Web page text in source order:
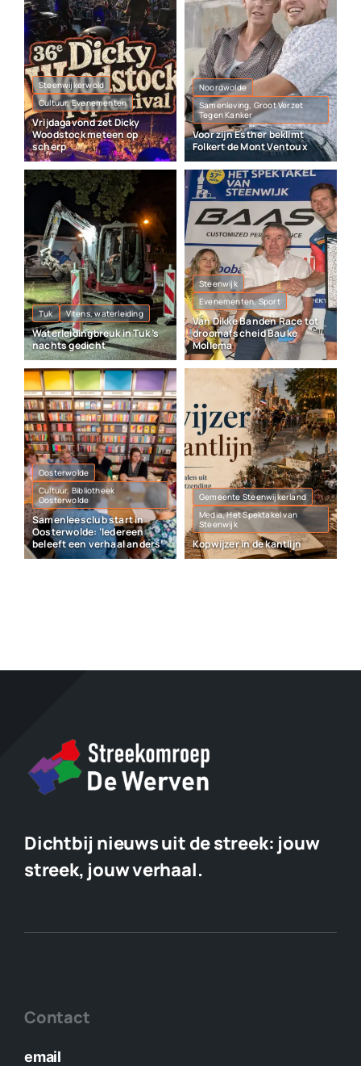
Steenwijkerwold
Cultuur, Evenementen
Vrijdagavond zet Dicky
Woodstock meteen op
scherp
Noordwolde
Samenleving, Groot Verzet
Tegen Kanker
Voor zijn Esther beklimt
Folkert de Mont Ventoux
Tuk Vitens, waterleiding
Waterleidingbreuk in Tuk ’s
nachts gedicht
Steenwijk
Evenementen, Sport
Van Dikke Banden Race tot
droomafscheid Bauke
Mollema
Oosterwolde
Cultuur, Bibliotheek
Oosterwolde
Samenleesclub start in
Oosterwolde: ‘Iedereen
beleeft een verhaal anders’
Gemeente Steenwijkerland
Media, Het Spektakel van
Steenwijk
Kopwijzer in de kantlijn
Dichtbij nieuws uit de streek: jouw
streek, jouw verhaal.
Contact
email